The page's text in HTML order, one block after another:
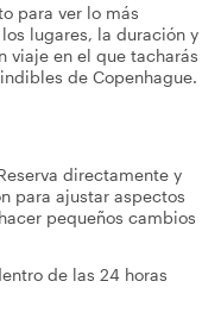
para ver lo más
lugares, la duración y
viaje en el que tacharás
de Copenhague.
directamente y
para ajustar aspectos
pequeños cambios
de las 24 horas